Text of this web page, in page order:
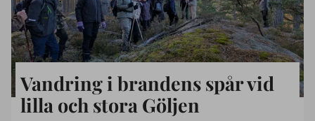
Vandring i brandens spår vid
lilla och stora Göljen